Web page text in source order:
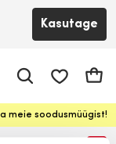
Kasutage
meie soodusmüügist!